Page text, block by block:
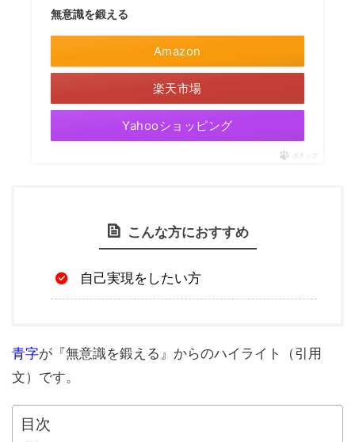
無意識を鍛える
Amazon
楽天市場
Yahooショッピング
ポチップ
こんな方におすすめ
自己実現をしたい方
青字が『無意識を鍛える』からのハイライト（引用
文）です。
目次